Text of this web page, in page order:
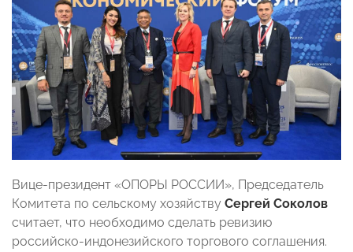
Вице-президент «ОПОРЫ РОССИИ», Председатель
Комитета по сельскому хозяйству Сергей Соколов
считает, что необходимо сделать ревизию
российско-индонезийского торгового соглашения.